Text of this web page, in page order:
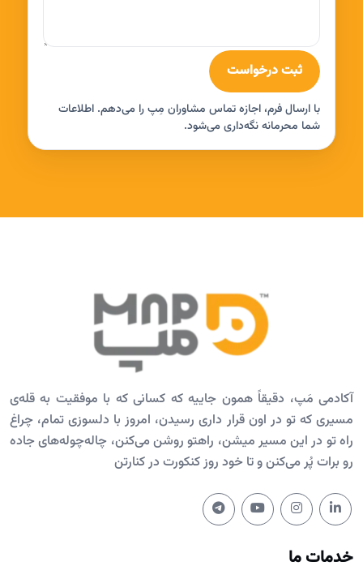
ثبت درخواست
با ارسال فرم، اجازه تماس مشاوران مِپ را می‌دهم. اطلاعات
شما محرمانه نگه‌داری می‌شود.
آکادمی مَپ، دقیقاً همون جاییه که کسانی که با موفقیت به قله‌ی
مسیری که تو در اون قرار داری رسیدن، امروز با دلسوزی تمام، چراغ
راه تو در این مسیر میشن، راهتو روشن می‌کنن، چاله‌چوله‌های جاده
رو برات پُر می‌کنن و تا خود روز کنکورت در کنارتن
خدمات ما